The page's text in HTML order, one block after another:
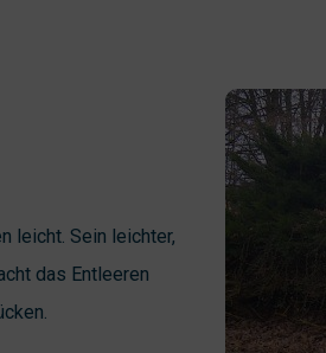
leicht. Sein leichter,
das Entleeren